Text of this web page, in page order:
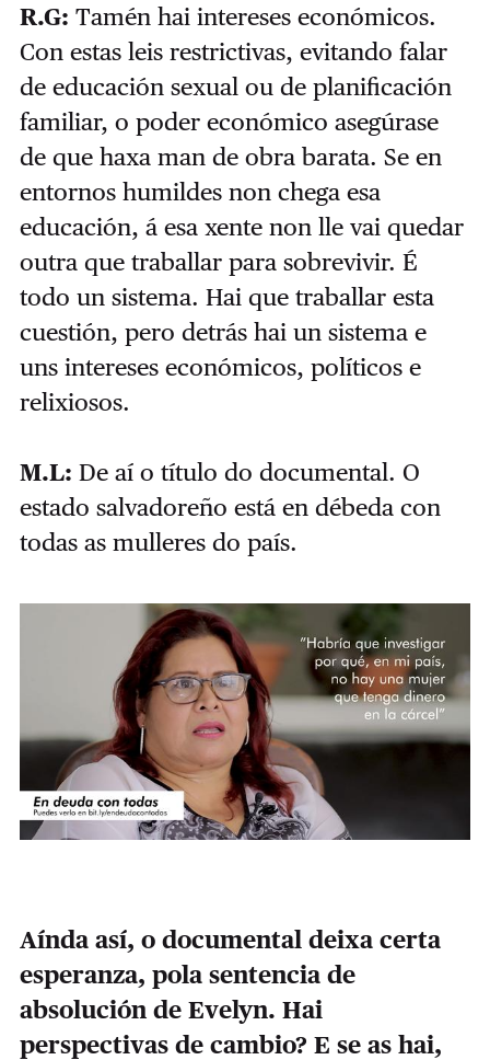
R.G: Tamén hai intereses económicos.
Con estas leis restrictivas, evitando falar
de educación sexual ou de planificación
familiar, o poder económico asegúrase
de que haxa man de obra barata. Se en
entornos humildes non chega esa
educación, á esa xente non lle vai quedar
outra que traballar para sobrevivir. É
todo un sistema. Hai que traballar esta
cuestión, pero detrás hai un sistema e
uns intereses económicos, políticos e
relixiosos.
M.L: De aí o título do documental. O
estado salvadoreño está en débeda con
todas as mulleres do país.
Aínda así, o documental deixa certa
esperanza, pola sentencia de
absolución de Evelyn. Hai
perspectivas de cambio? E se as hai,